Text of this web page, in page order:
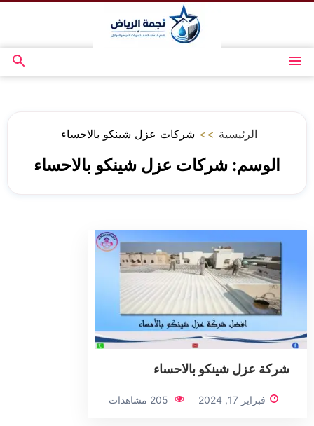
المحتوى
القائمة
بحث
الرئيسية >> شركات عزل شينكو بالاحساء
الوسم: شركات عزل شينكو بالاحساء
شركة عزل شينكو بالاحساء
فبراير 17, 2024 205 مشاهدات